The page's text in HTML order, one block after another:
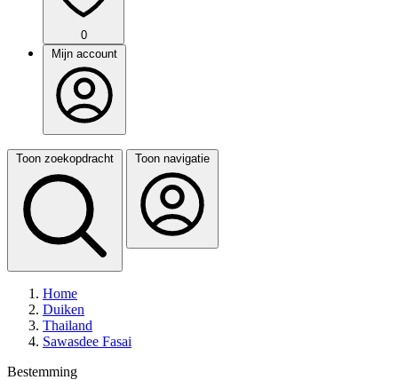
0
Mijn account
Toon zoekopdracht Toon navigatie
Home
Duiken
Thailand
Sawasdee Fasai
Bestemming